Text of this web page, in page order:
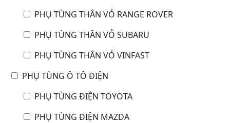
PHỤ TÙNG THÂN VỎ RANGE ROVER
PHỤ TÙNG THÂN VỎ SUBARU
PHỤ TÙNG THÂN VỎ VINFAST
PHỤ TÙNG Ô TÔ ĐIỆN
PHỤ TÙNG ĐIỆN TOYOTA
PHỤ TÙNG ĐIỆN MAZDA